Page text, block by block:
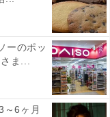
ーのポッ
ま...
～6ヶ月